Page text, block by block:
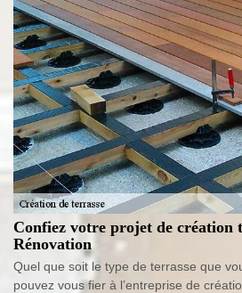
Confiez votre projet de création
Rénovation
Quel que soit le type de terrasse que
pouvez vous fier à l’entreprise de